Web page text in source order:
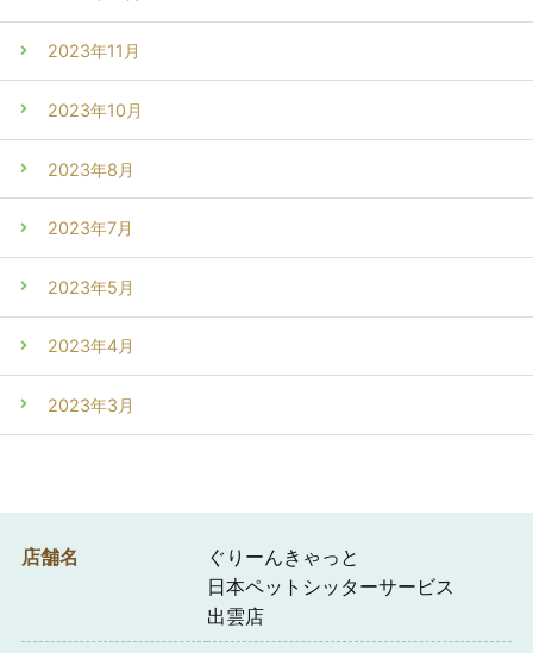
2023年11月
2023年10月
2023年8月
2023年7月
2023年5月
2023年4月
2023年3月
店舗名
ぐりーんきゃっと
日本ペットシッターサービス
出雲店